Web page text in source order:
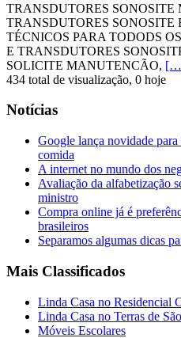
TRANSDUTORES
TRANSDUTORES SONOSITE
TÉCNICOS PARA TODODS
E TRANSDUTORES
SOLICITE MANUTENCÃO,
434 total de visualização, 0 hoje
Notícias
Google lança novidade
comida
A internet no mundo dos
Avaliação da alfabetização
ministro
Compra online já é
brasileiros
Separamos algumas dicas
Mais Classificados
Linda Casa no Residencial
Linda Casa no Terras de
Móveis Escolares